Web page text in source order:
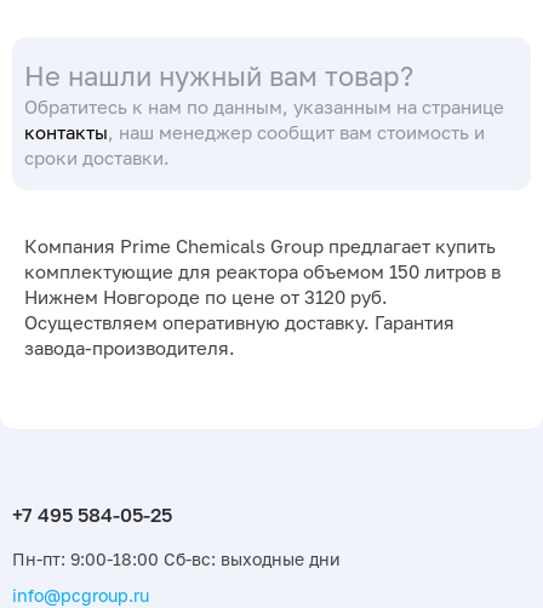
Не нашли нужный вам товар?
Обратитесь к нам по данным, указанным на странице
контакты, наш менеджер сообщит вам стоимость и
сроки доставки.
Компания Prime Chemicals Group предлагает купить
комплектующие для реактора объемом 150 литров в
Нижнем Новгороде по цене от 3120 руб.
Осуществляем оперативную доставку. Гарантия
завода-производителя.
Пн-пт: 9:00-18:00 Сб-вс: выходные дни
info@pcgroup.ru